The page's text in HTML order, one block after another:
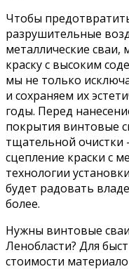
Чтобы
разрушительные
металлические
краску с высоким
мы не только
и сохраняем их
годы. Перед
покрытия винтовые
тщательной
сцепление краски с
технологии
будет радовать
более.
Нужны винтовые
Ленобласти? Для
стоимости